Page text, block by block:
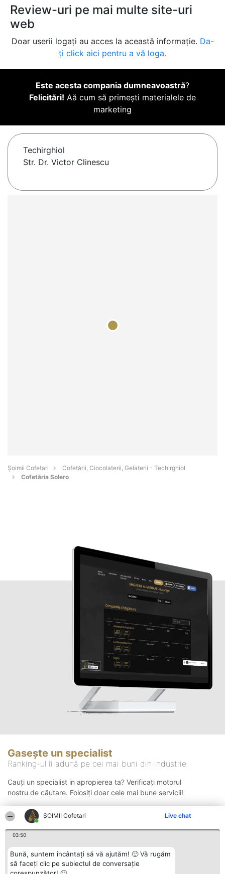
ȘOIMII Cofetari Live chat
03:50
Bună, suntem încântați să vă ajutăm! 🙂 Vă rugăm
să faceți clic pe subiectul de conversație
Review-uri pe mai multe site-uri
web
Doar userii logați au acces la această informație. Da-
ți click aici pentru a vă loga.
Este acesta compania dumneavoastră?
Felicitări! Aă cum să primești materialele de
marketing
Techirghiol
Str. Dr. Victor Clinescu
Șoimii Cofetari
Cofetării, Ciocolaterii, Gelaterii - Techirghiol
Cofetăria Solero
Gasește un specialist
Ranking-ul îi adună pe cei mai buni din industrie
Cauți un specialist in apropierea ta? Verificați motorul
nostru de căutare. Folosiți doar cele mai bune servicii!